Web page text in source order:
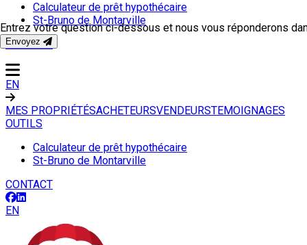
Calculateur de prêt hypothécaire
St-Bruno de Montarville
CONTACT
EN
MES PROPRIÉTÉSACHETEURSVENDEURSTEMOIGNAGES
OUTILS
Calculateur de prêt hypothécaire
St-Bruno de Montarville
CONTACT
EN
Entrez votre question ci-dessous et nous vous réponderons
Envoyez